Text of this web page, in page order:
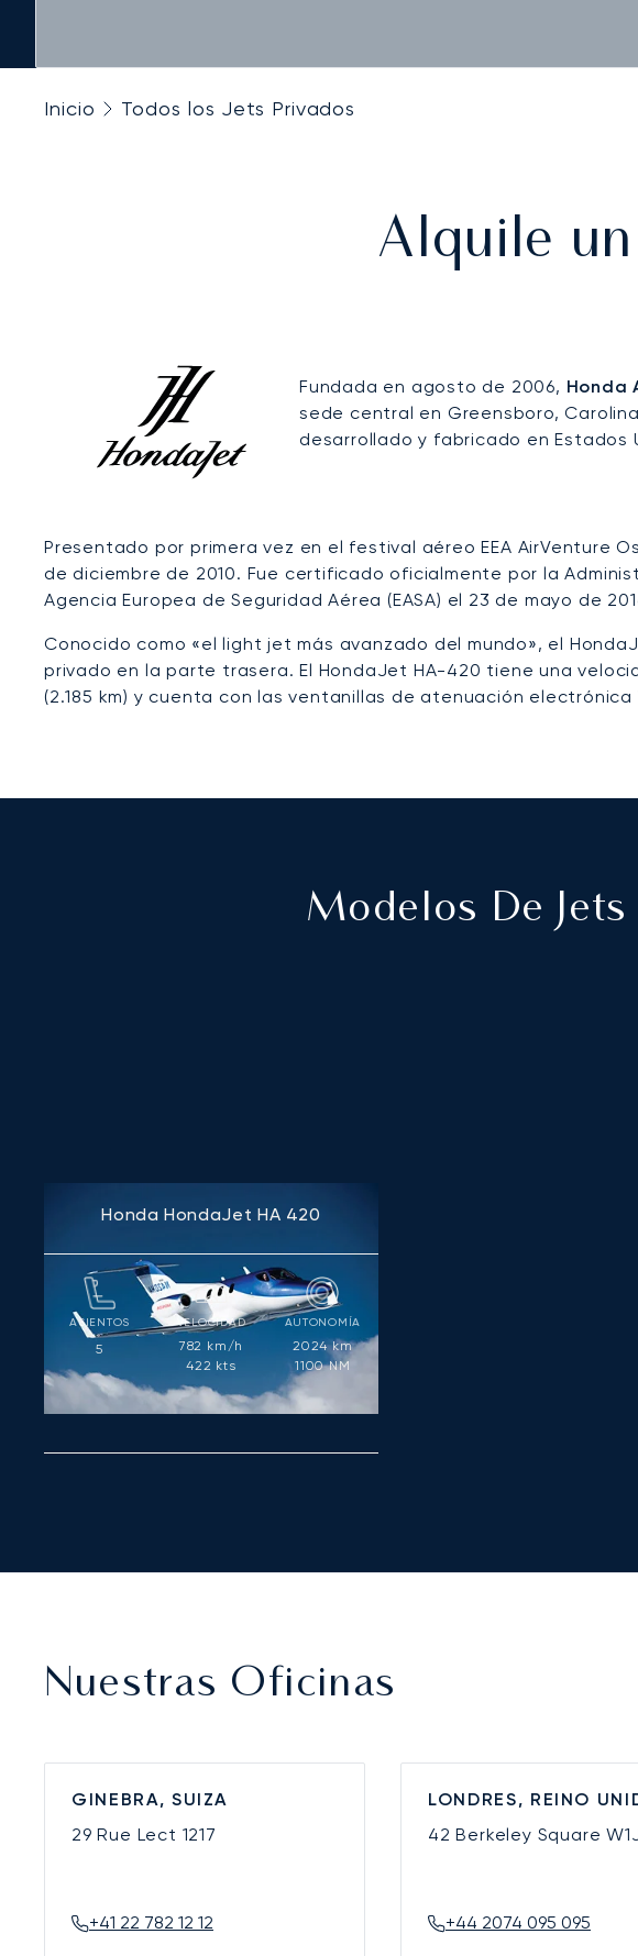
Inicio Todos los Jets Privados
Alquile
Fundada en agosto de 2006, Honda
sede central en Greensboro,
desarrollado y fabricado en Estados
Presentado por primera vez en el festival aéreo EEA AirVenture
de diciembre de 2010. Fue certificado oficialmente por la
Agencia Europea de Seguridad Aérea (EASA) el 23 de mayo de
Conocido como «el light jet más avanzado del mundo», el
privado en la parte trasera. El HondaJet HA-420 tiene una
(2.185 km) y cuenta con las ventanillas de atenuación electrónica
Modelos De
Honda HondaJet HA 420
ASIENTOS
5
VELOCIDAD
782 km/h
422 kts
AUTONOMÍA
2024km
1100NM
Nuestras Oficinas
GINEBRA, SUIZA
29 Rue Lect 1217
+41 22 782 12 12
LONDRES, REINO
42 Berkeley Square
+44 2074 095 095